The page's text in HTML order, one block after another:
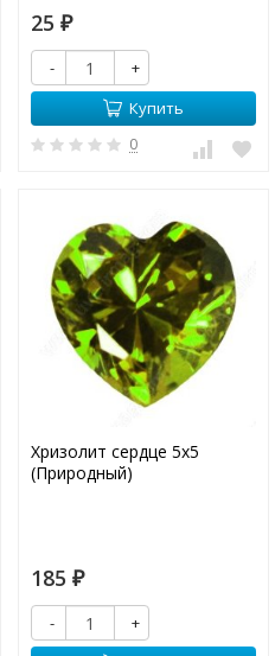
25 ₽
-
+
Купить
0
Хризолит сердце 5х5
(Природный)
185 ₽
-
+